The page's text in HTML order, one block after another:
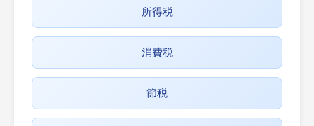
所得税
消費税
節税